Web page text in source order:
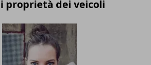
proprietà dei veicoli